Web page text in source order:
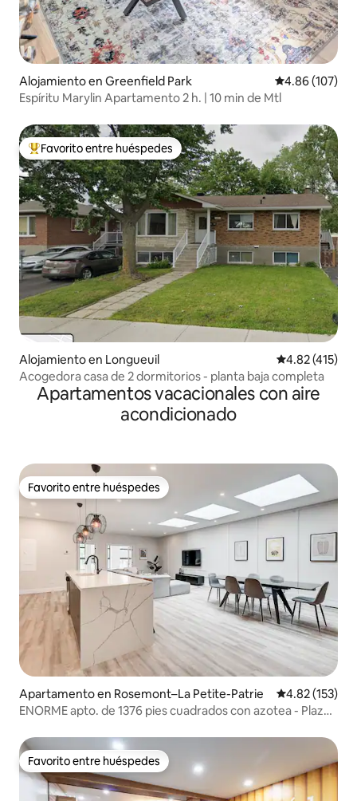
Alojamiento en Greenfield Park Calificación
4.86 (107)
Espíritu Marylin Apartamento 2 h. | 10 min de Mtl
Favorito entre huéspedes preferido
Favorito entre huéspedes
Alojamiento en Longueuil Calificación
4.82 (415)
Acogedora casa de 2 dormitorios - planta baja completa
Apartamentos vacacionales con aire
acondicionado
Favorito entre huéspedes
Favorito entre huéspedes
Apartamento en Rosemont–La Petite-Patrie Calificación
4.82 (153)
ENORME apto. de 1376 pies cuadrados con azotea - Plaza
Favorito entre huéspedes
Favorito entre huéspedes